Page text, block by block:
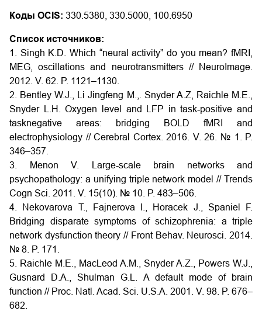
Коды OCIS: 330.5380, 330.5000, 100.6950
Список источников:
1. Singh K.D. Which “neural activity” do you mean? fMRI,
MEG, oscillations and neurotransmitters // NeuroImage.
2012. V. 62. P. 1121–1130.
2. Bentley W.J., Li Jingfeng M.,. Snyder A.Z, Raichle M.E.,
Snyder L.H. Oxygen level and LFP in task-positive and
tasknegative areas: bridging BOLD fMRI and
electrophysiology // Cerebral Cortex. 2016. V. 26. № 1. P.
346–357.
3. Menon V. Large-scale brain networks and
psychopathology: a unifying triple network model // Trends
Cogn Sci. 2011. V. 15(10). № 10. P. 483–506.
4. Nekovarova T., Fajnerova I., Horacek J., Spaniel F.
Bridging disparate symptoms of schizophrenia: a triple
network dysfunction theory // Front Behav. Neurosci. 2014.
№ 8. P. 171.
5. Raichle M.E., MacLeod A.M., Snyder A.Z., Powers W.J.,
Gusnard D.A., Shulman G.L. A default mode of brain
function // Proc. Natl. Acad. Sci. U.S.A. 2001. V. 98. P. 676–
682.